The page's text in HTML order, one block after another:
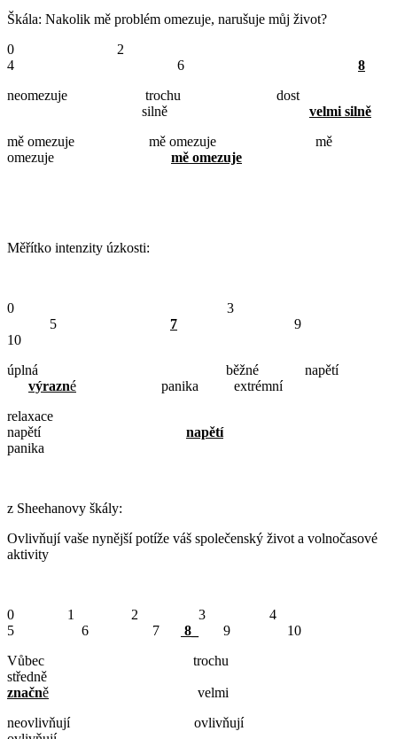
Škála: Nakolik mě problém omezuje, narušuje můj život?
0 2
4 6 8
neomezuje trochu dost
silně velmi silně
mě omezuje mě omezuje mě
omezuje mě omezuje
Měřítko intenzity úzkosti:
0 3
5 7 9
10
úplná běžné napětí
výrazné panika extrémní
relaxace
napětí napětí
panika
z Sheehanovy škály:
Ovlivňují vaše nynější potíže váš společenský život a volnočasové
aktivity
0 1 2 3 4
5 6 7
8
9 10
Vůbec trochu
středně
značně velmi
neovlivňují ovlivňují